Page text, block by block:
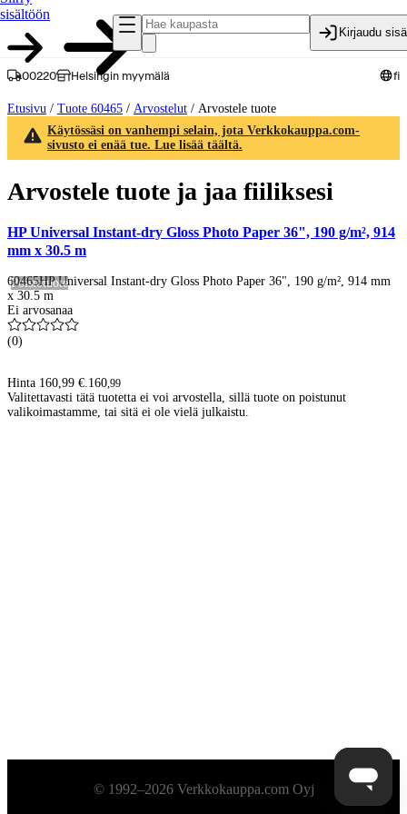
sisältöön
Kirjaudu
00220 Helsingin myymälä fi
Etusivu / Tuote 60465 / Arvostelut / Arvostele tuote
Käytössäsi on vanhempi selain, jota Verkkokauppa.com-
sivusto ei enää tue. Lue lisää täältä.
Arvostele tuote ja jaa fiiliksesi
HP Universal Instant-dry Gloss Photo Paper 36", 190 g/m², 914
mm x 30.5 m
Poistotuote
60465HP Universal Instant-dry Gloss Photo Paper 36", 190 g/m², 914 mm
x 30.5 m
Ei arvosanaa
(0)
Hinta 160,99 €. 160,99
Valitettavasti tätä tuotetta ei voi arvostella, sillä tuote on poistunut
valikoimastamme, tai sitä ei ole vielä julkaistu.
Alatunniste© 1992–2026 Verkkokauppa.com Oyj